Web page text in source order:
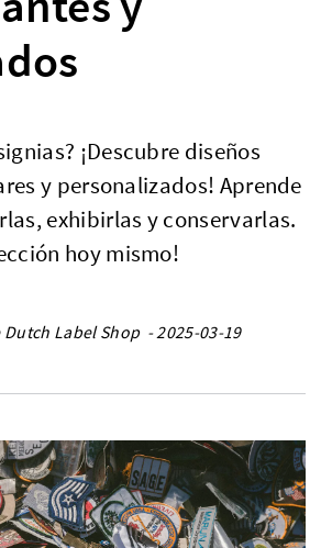
¡Descubre diseños
y personalizados! Aprende
exhibirlas y conservarlas.
hoy mismo!
Label Shop - 2025-03-19